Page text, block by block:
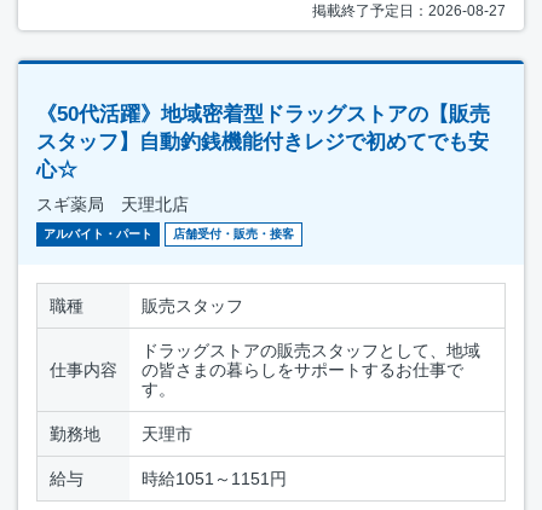
掲載終了予定日：2026-08-27
《50代活躍》地域密着型ドラッグストアの【販売
スタッフ】自動釣銭機能付きレジで初めてでも安
心☆
スギ薬局 天理北店
アルバイト・パート 店舗受付・販売・接客
職種 販売スタッフ
仕事内容
ドラッグストアの販売スタッフとして、地域
の皆さまの暮らしをサポートするお仕事で
す。
勤務地 天理市
給与 時給1051～1151円